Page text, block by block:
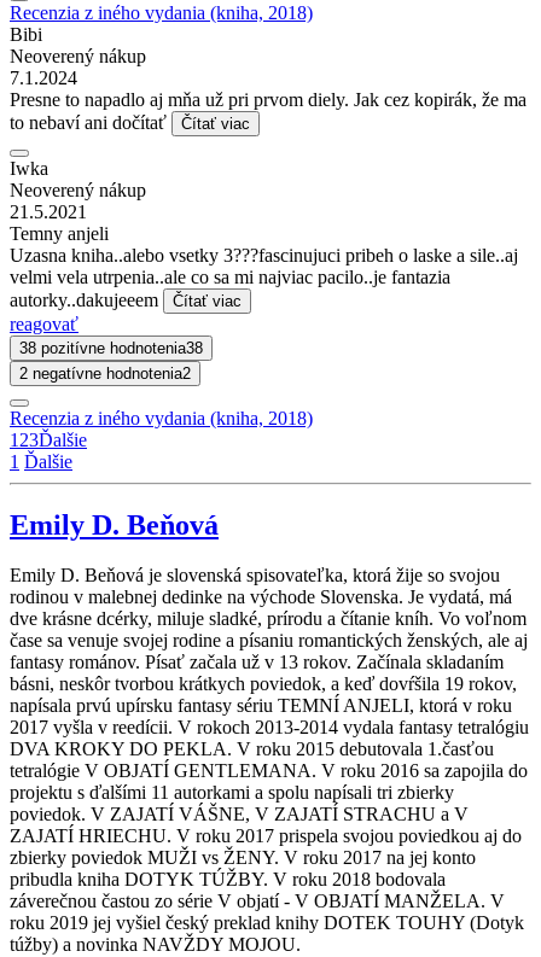
Recenzia z iného vydania (kniha, 2018)
Bibi
Neoverený nákup
7.1.2024
Presne to napadlo aj mňa už pri prvom diely. Jak cez kopirák, že ma
to nebaví ani dočítať
Čítať viac
Iwka
Neoverený nákup
21.5.2021
Temny anjeli
Uzasna kniha..alebo vsetky 3???fascinujuci pribeh o laske a sile..aj
velmi vela utrpenia..ale co sa mi najviac pacilo..je fantazia
autorky..dakujeeem
Čítať viac
reagovať
38 pozitívne hodnotenia38
2 negatívne hodnotenia2
Recenzia z iného vydania (kniha, 2018)
1 23Ďalšie
1 Ďalšie
Emily D. Beňová
Emily D. Beňová je slovenská spisovateľka, ktorá žije so svojou
rodinou v malebnej dedinke na východe Slovenska. Je vydatá, má
dve krásne dcérky, miluje sladké, prírodu a čítanie kníh. Vo voľnom
čase sa venuje svojej rodine a písaniu romantických ženských, ale aj
fantasy románov. Písať začala už v 13 rokov. Začínala skladaním
básni, neskôr tvorbou krátkych poviedok, a keď dovŕšila 19 rokov,
napísala prvú upírsku fantasy sériu TEMNÍ ANJELI, ktorá v roku
2017 vyšla v reedícii. V rokoch 2013-2014 vydala fantasy tetralógiu
DVA KROKY DO PEKLA. V roku 2015 debutovala 1.časťou
tetralógie V OBJATÍ GENTLEMANA. V roku 2016 sa zapojila do
projektu s ďalšími 11 autorkami a spolu napísali tri zbierky
poviedok. V ZAJATÍ VÁŠNE, V ZAJATÍ STRACHU a V
ZAJATÍ HRIECHU. V roku 2017 prispela svojou poviedkou aj do
zbierky poviedok MUŽI vs ŽENY. V roku 2017 na jej konto
pribudla kniha DOTYK TÚŽBY. V roku 2018 bodovala
záverečnou častou zo série V objatí - V OBJATÍ MANŽELA. V
roku 2019 jej vyšiel český preklad knihy DOTEK TOUHY (Dotyk
túžby) a novinka NAVŽDY MOJOU.